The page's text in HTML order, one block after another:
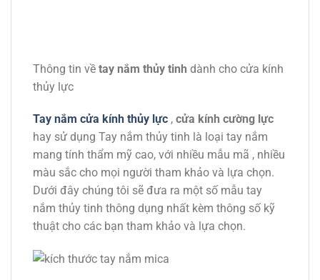
Thông tin về tay nắm thủy tinh dành cho cửa kính
thủy lực
Tay nắm cửa kính thủy lực , cửa kính cường lực
hay sử dụng Tay nắm thủy tinh là loại tay nắm
mang tính thẩm mỹ cao, với nhiều mẫu mã , nhiều
màu sắc cho mọi người tham khảo và lựa chọn.
Dưới đây chúng tôi sẽ đưa ra một số mẫu tay
nắm thủy tinh thông dụng nhất kèm thông số kỹ
thuật cho các bạn tham khảo và lựa chọn.